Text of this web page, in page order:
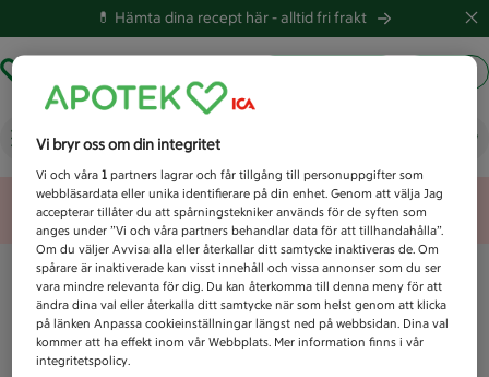
💊 Hämta dina recept här -alltid fri frakt
Vad letar du efter idag?
Unknown error
Vi bryr oss om din integritet
Vi och våra1 partners lagrar och får tillgång till personuppgifter som
webbläsardata eller unika identifierare på din enhet. Genom att välja Jag
accepterar tillåter du att spårningstekniker används för de syften som
anges under ”Vi och våra partners behandlar data för att tillhandahålla”.
Om du väljer Avvisa alla eller återkallar ditt samtycke inaktiveras de. Om
spårare är inaktiverade kan visst innehåll och vissa annonser som du ser
vara mindre relevanta för dig. Du kan återkomma till denna meny för att
ändra dina val eller återkalla ditt samtycke när som helst genom att klicka
på länken Anpassa cookieinställningar längst ned på webbsidan. Dina val
kommer att ha effekt inom vår Webbplats. Mer information finns i vår
integritetspolicy.